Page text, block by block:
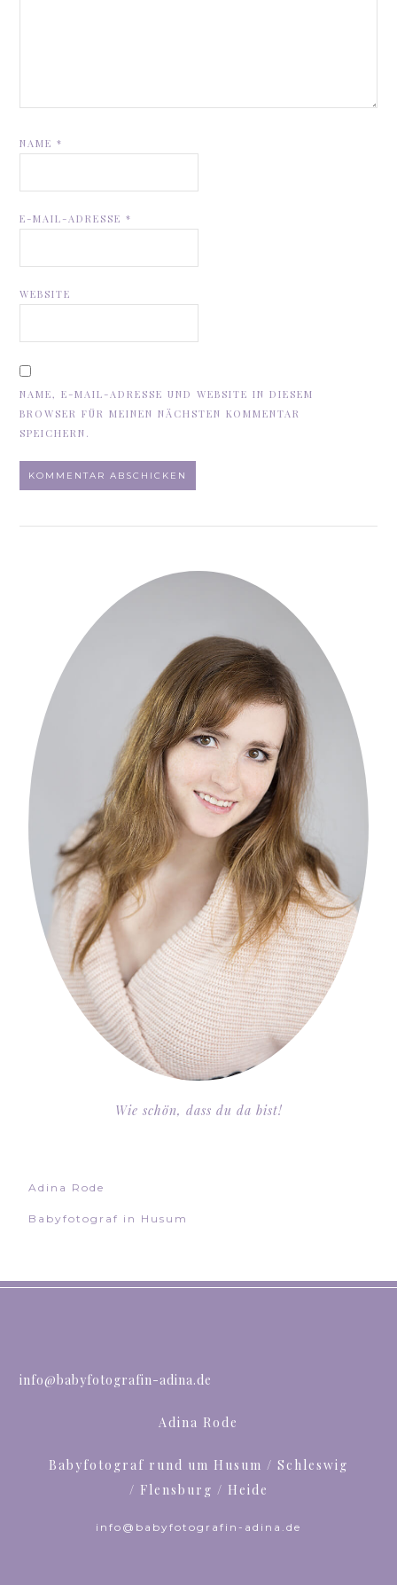
NAME*
E-MAIL-ADRESSE*
WEBSITE
NAME, E-MAIL-ADRESSE UND WEBSITE IN DIESEM
BROWSER FÜR MEINEN NÄCHSTEN KOMMENTAR
SPEICHERN.
Wie schön, dass du da bist!
Adina Rode
Babyfotograf in Husum
info@babyfotografin-adina.de
Adina Rode
Babyfotograf rund um Husum / Schleswig
/ Flensburg / Heide
info@babyfotografin-adina.de